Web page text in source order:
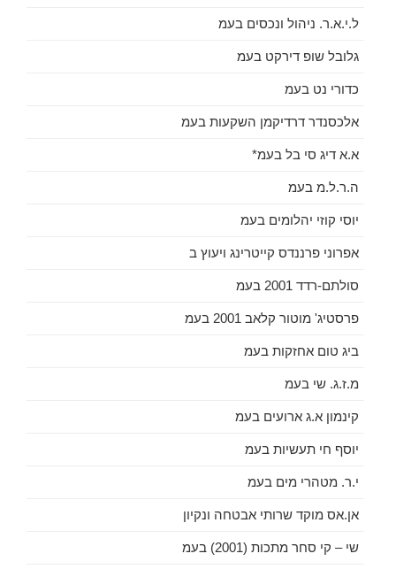
ל.י.א.ר. ניהול ונכסים בעמ
גלובל שופ דירקט בעמ
כדורי נט בעמ
אלכסנדר דרדיקמן השקעות בעמ
א.א דיג סי בל בעמ*
ה.ר.ל.מ בעמ
יוסי קוזי יהלומים בעמ
אפרוני פרננדס קייטרינג ויעוץ ב
סולתם-רדד 2001 בעמ
פרסטיג' מוטור קלאב 2001 בעמ
ביג טום אחזקות בעמ
מ.ז.ג. שי בעמ
קינמון א.ג ארועים בעמ
יוסף חי תעשיות בעמ
י.ר. מטהרי מים בעמ
אן.אס מוקד שרותי אבטחה ונקיון
שי – קי סחר מתכות (2001) בעמ